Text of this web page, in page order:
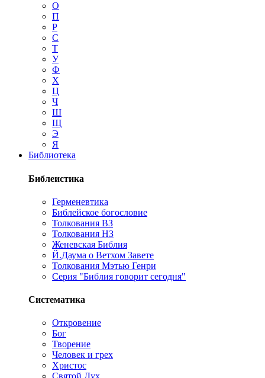
О
П
Р
С
Т
У
Ф
Х
Ц
Ч
Ш
Щ
Э
Я
Библиотека
Библеистика
Герменевтика
Библейское богословие
Толкования ВЗ
Толкования НЗ
Женевская Библия
Й.Даума о Ветхом Завете
Толкования Мэтью Генри
Серия "Библия говорит сегодня"
Систематика
Откровение
Бог
Творение
Человек и грех
Христос